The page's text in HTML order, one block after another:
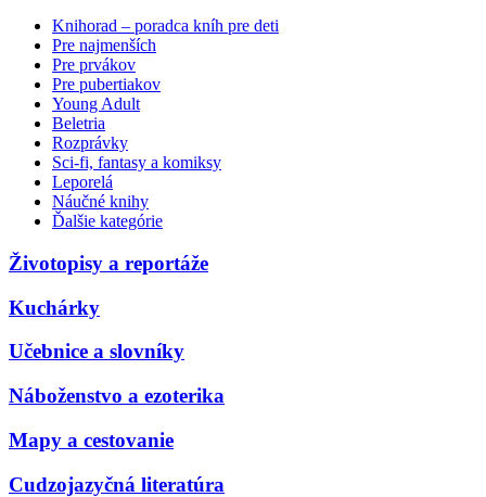
Knihorad – poradca kníh pre deti
Pre najmenších
Pre prvákov
Pre pubertiakov
Young Adult
Beletria
Rozprávky
Sci-fi, fantasy a komiksy
Leporelá
Náučné knihy
Ďalšie kategórie
Životopisy a reportáže
Kuchárky
Učebnice a slovníky
Náboženstvo a ezoterika
Mapy a cestovanie
Cudzojazyčná literatúra